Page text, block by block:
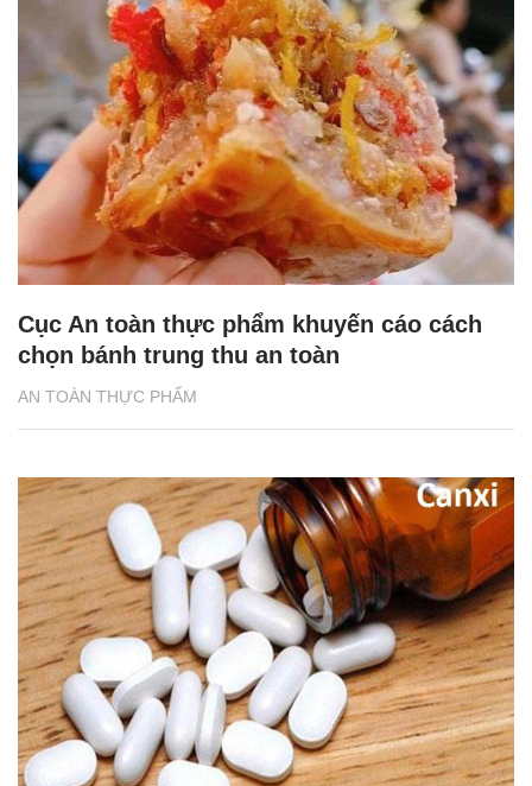
AN TOÀN THỰC PHẨM
Cục An toàn thực phẩm khuyến cáo cách
chọn bánh trung thu an toàn